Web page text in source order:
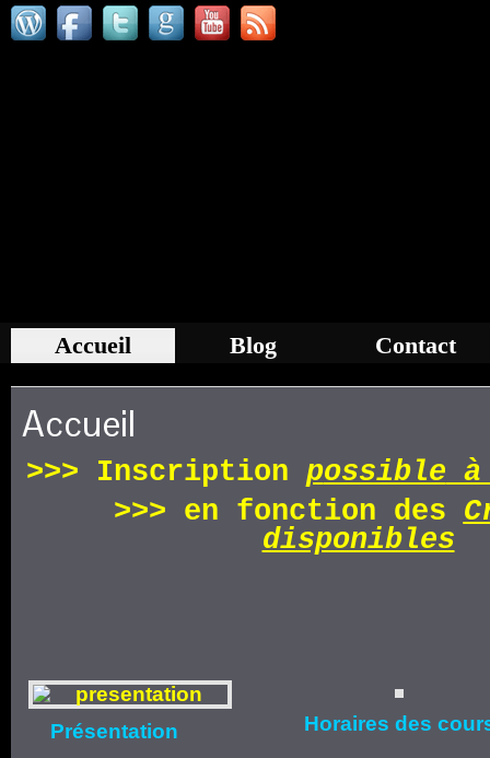
Accueil Blog Contact
Accueil
>>> Inscription possible à
>>> en fonction des
disponibles
Présentation Horaires des